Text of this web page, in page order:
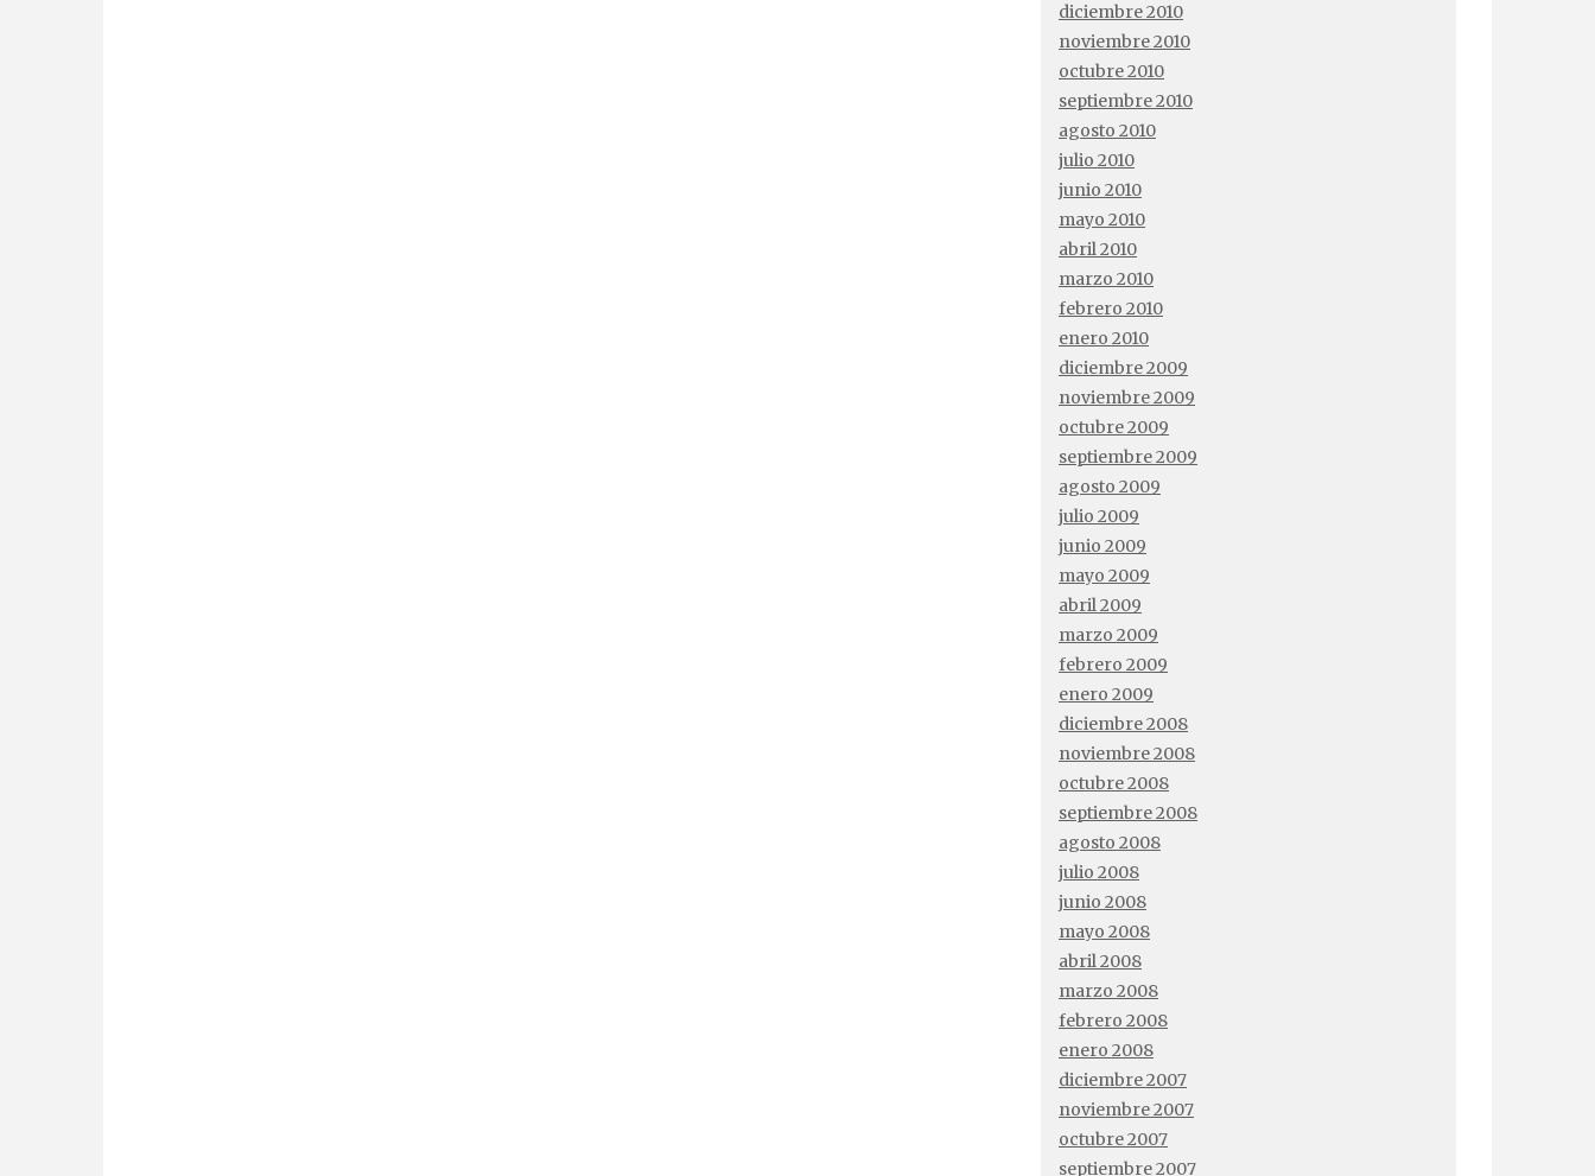
diciembre 2010
noviembre 2010
octubre 2010
septiembre 2010
agosto 2010
julio 2010
junio 2010
mayo 2010
abril 2010
marzo 2010
febrero 2010
enero 2010
diciembre 2009
noviembre 2009
octubre 2009
septiembre 2009
agosto 2009
julio 2009
junio 2009
mayo 2009
abril 2009
marzo 2009
febrero 2009
enero 2009
diciembre 2008
noviembre 2008
octubre 2008
septiembre 2008
agosto 2008
julio 2008
junio 2008
mayo 2008
abril 2008
marzo 2008
febrero 2008
enero 2008
diciembre 2007
noviembre 2007
octubre 2007
septiembre 2007